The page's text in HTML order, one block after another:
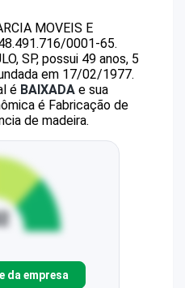
MOVEIS E
0001-65.
SP, possui 49 anos, 5
em 17/02/1977.
é BAIXADA e sua
é Fabricação de
de madeira.
da empresa